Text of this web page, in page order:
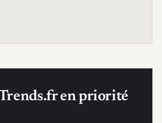
en priorité